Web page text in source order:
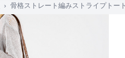
› 骨格ストレート編みストライプトー